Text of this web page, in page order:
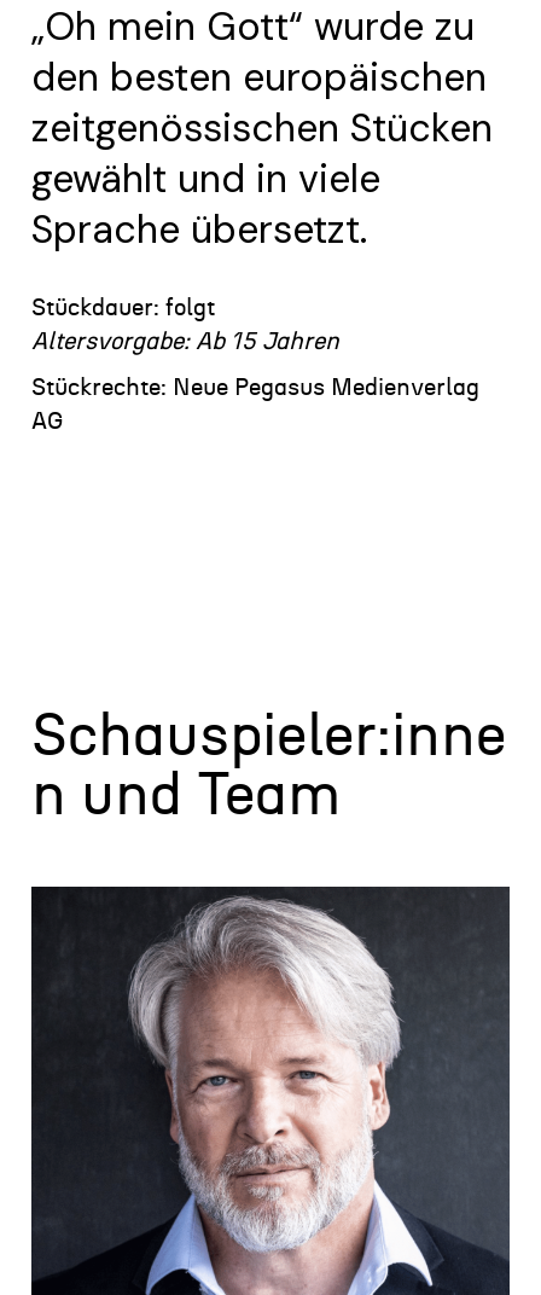
„Oh mein Gott“ wurde zu
den besten europäischen
zeitgenössischen Stücken
gewählt und in viele
Sprache übersetzt.
Stückdauer: folgt
Altersvorgabe: Ab 15 Jahren
Stückrechte: Neue Pegasus Medienverlag
AG
Schauspieler:inne
n und Team